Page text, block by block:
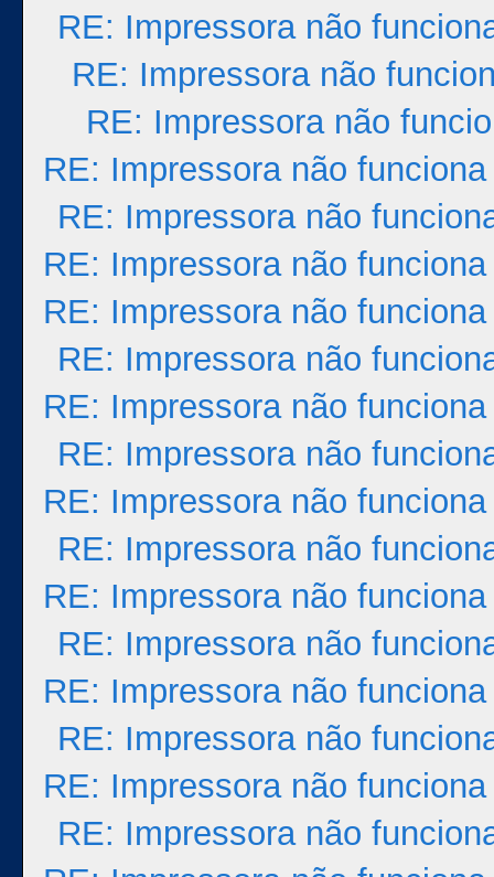
RE: Impressora não
RE: Impressora não
RE: Impressora não
RE: Impressora não funciona
RE: Impressora não
RE: Impressora não funciona
RE: Impressora não funciona
RE: Impressora não
RE: Impressora não funciona
RE: Impressora não
RE: Impressora não funciona
RE: Impressora não
RE: Impressora não funciona
RE: Impressora não
RE: Impressora não funciona
RE: Impressora não
RE: Impressora não funciona
RE: Impressora não